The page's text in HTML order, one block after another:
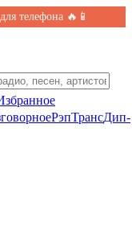
телефона 🔥📱
РэпТрансДип-